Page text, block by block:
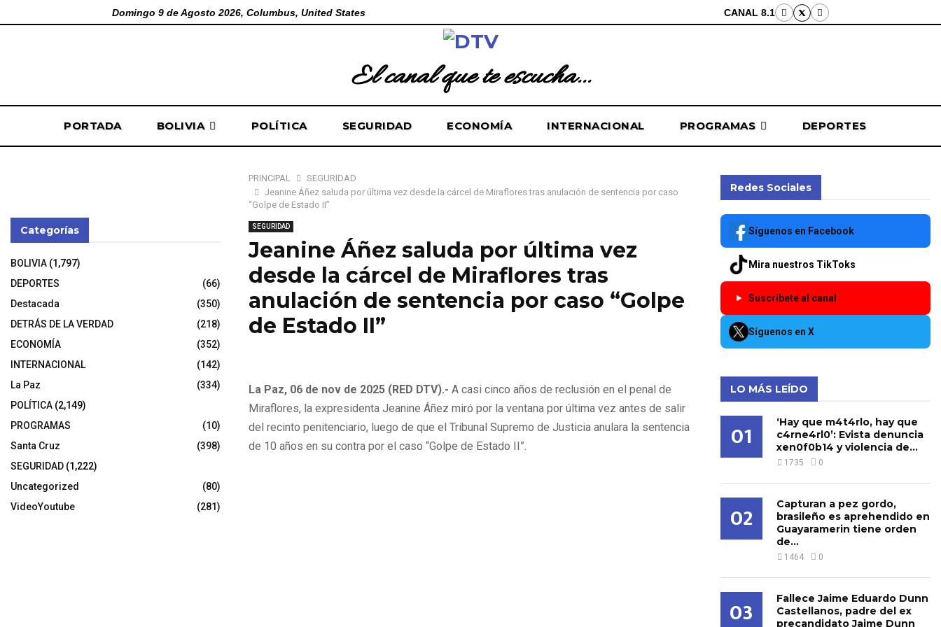
Domingo 9 de Agosto 2026, Columbus, United States CANAL 8.1
El canal que te escucha...
PORTADA BOLIVIA POLÍTICA SEGURIDAD ECONOMÍA INTERNACIONAL PROGRAMAS DEPORTES
PRINCIPAL
SEGURIDAD
Jeanine Áñez saluda por última vez desde la cárcel de Miraflores tras anulación de sentencia por caso
“Golpe de Estado II”
SEGURIDAD
Jeanine Áñez saluda por última vez
desde la cárcel de Miraflores tras
anulación de sentencia por caso “Golpe
de Estado II”
La Paz, 06 de nov de 2025 (RED DTV).- A casi cinco años de reclusión en el penal de
Miraflores, la expresidenta Jeanine Áñez miró por la ventana por última vez antes de salir
del recinto penitenciario, luego de que el Tribunal Supremo de Justicia anulara la sentencia
de 10 años en su contra por el caso “Golpe de Estado II”.
Categorías
BOLIVIA (1,797)
DEPORTES
(66)
Destacada
(350)
DETRÁS DE LA VERDAD
(218)
ECONOMÍA
(352)
INTERNACIONAL
(142)
La Paz
(334)
POLÍTICA (2,149)
PROGRAMAS
(10)
Santa Cruz
(398)
SEGURIDAD (1,222)
Uncategorized
(80)
VideoYoutube
(281)
Redes Sociales
Síguenos en Facebook
Mira nuestros TikToks
Suscríbete al canal
Síguenos en X
LO MÁS LEÍDO
01
‘Hay que m4t4rlo, hay que
c4rne4rl0’: Evista denuncia
xen0f0b14 y violencia de...
1735 0
02
Capturan a pez gordo,
brasileño es aprehendido en
Guayaramerin tiene orden
de...
1464 0
03
Fallece Jaime Eduardo Dunn
Castellanos, padre del ex
precandidato Jaime Dunn